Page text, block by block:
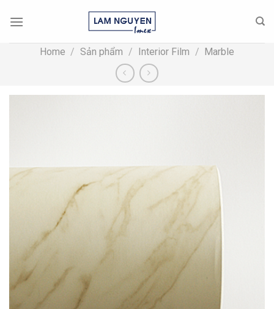
Home / Sản phẩm / Interior Film / Marble